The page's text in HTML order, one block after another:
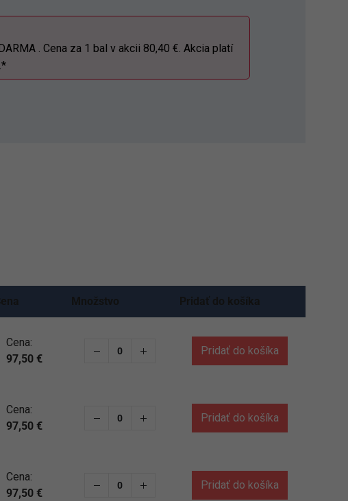
. Cena za 1 bal v akcii 80,40 €. Akcia platí
Množstvo Pridať do košíka
Cena:
97,50 €
Pridať do košíka
Cena:
97,50 €
Pridať do košíka
Cena:
97,50 €
Pridať do košíka